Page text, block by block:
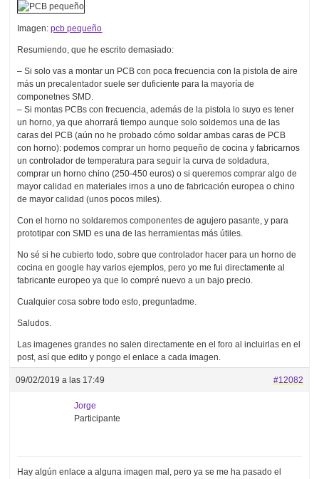
Imagen:pcb pequeño
Resumiendo, que he escrito demasiado:
– Si solo vas a montar un PCB con poca frecuencia con la pistola de aire
más un precalentador suele ser duficiente para la mayoría de
componetnes SMD.
– Si montas PCBs con frecuencia, además de la pistola lo suyo es tener
un horno, ya que ahorrará tiempo aunque solo soldemos una de las
caras del PCB (aún no he probado cómo soldar ambas caras de PCB
con horno): podemos comprar un horno pequeño de cocina y fabricarnos
un controlador de temperatura para seguir la curva de soldadura,
comprar un horno chino (250-450 euros) o si queremos comprar algo de
mayor calidad en materiales irnos a uno de fabricación europea o chino
de mayor calidad (unos pocos miles).
Con el horno no soldaremos componentes de agujero pasante, y para
prototipar con SMD es una de las herramientas más útiles.
No sé si he cubierto todo, sobre que controlador hacer para un horno de
cocina en google hay varios ejemplos, pero yo me fui directamente al
fabricante europeo ya que lo compré nuevo a un bajo precio.
Cualquier cosa sobre todo esto, preguntadme.
Saludos.
Las imagenes grandes no salen directamente en el foro al incluirlas en el
post, así que edito y pongo el enlace a cada imagen.
09/02/2019 a las 17:49 #12082
Jorge
Participante
Hay algún enlace a alguna imagen mal, pero ya se me ha pasado el